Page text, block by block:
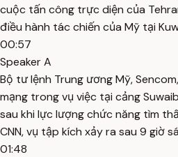
cuộc tấn công trực diện của
điều hành tác chiến của Mỹ tại
00:57
Speaker A
Bộ tư lệnh Trung ương Mỹ,
mạng trong vụ việc tại cảng
sau khi lực lượng chức năng tìm
CNN, vụ tập kích xảy ra sau 9 giờ
01:48